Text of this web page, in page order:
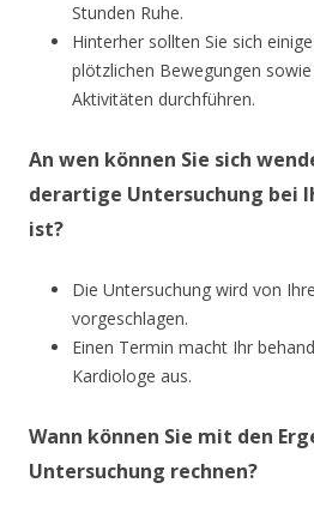
Stunden Ruhe.
Hinterher sollten Sie sich
plötzlichen Bewegungen
Aktivitäten durchführen.
An wen können Sie sich
derartige Untersuchung bei
ist?
Die Untersuchung wird von
vorgeschlagen.
Einen Termin macht Ihr
Kardiologe aus.
Wann können Sie mit den
Untersuchung rechnen?